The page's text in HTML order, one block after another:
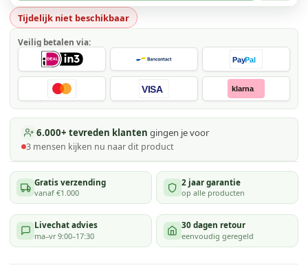
Tijdelijk niet beschikbaar
Veilig betalen via:
PayPal
VISA klarna
6.000+ tevreden klanten gingen je voor
3 mensen kijken nu naar dit product
Gratis verzending
vanaf €1.000
2 jaar garantie
op alle producten
Livechat advies
ma–vr 9:00–17:30
30 dagen retour
eenvoudig geregeld